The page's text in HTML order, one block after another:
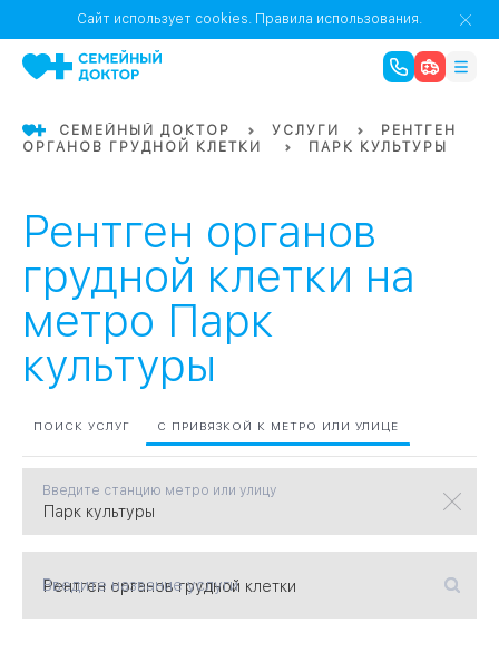
СЗАО
06
1 0
Бабушкинская
Академическая
Баррикадная
Речной Вокзал
Сайт использует cookies. Правила использования.
СЕМЕЙНЫЙ ДОКТОР УСЛУГИ
РЕНТГЕН
ОРГАНОВ ГРУДНОЙ КЛЕТКИ
ПАРК КУЛЬТУРЫ
Рентген органов
грудной клетки на
метро Парк
культуры
ПОИСК УСЛУГ С ПРИВЯЗКОЙ К МЕТРО ИЛИ УЛИЦЕ
Введите станцию метро или улицу
Введите название услуги